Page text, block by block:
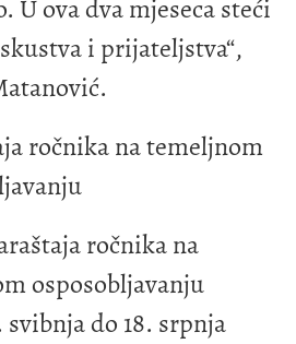
U ova dva mjeseca steći
i prijateljstva“,
ročnika na temeljnom
ročnika na
osposobljavanju
svibnja do 18. srpnja